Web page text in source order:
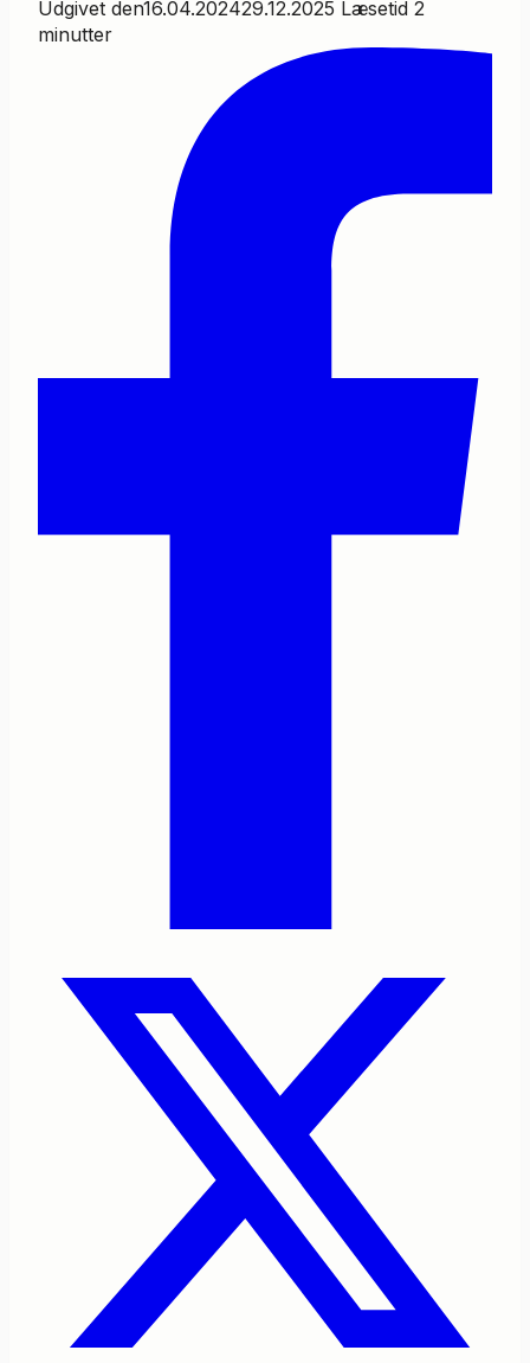
Udgivet den16.04.202429.12.2025 Læsetid 2
minutter